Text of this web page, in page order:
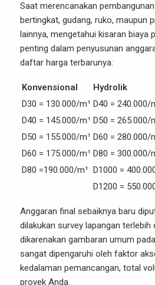
Saat merencanakan
bertingkat, gudang, ruko, maupun
lainnya, mengetahui kisaran biaya
penting dalam penyusunan
daftar harga terbarunya:
Konvensional
Hydrolik
D30 = 130.000/m¹ D40 = 240.000/
D40 = 145.000/m¹ D50 = 265.000/
D50 = 155.000/m¹ D60 = 280.000/
D60 = 175.000/m¹ D80 = 300.000/
D80 =190.000/m¹ D1000 =
D1200 =
Anggaran final sebaiknya baru
dilakukan survey lapangan terlebih
dikarenakan gambaran umum
sangat dipengaruhi oleh faktor
kedalaman pemancangan, total
proyek Anda.